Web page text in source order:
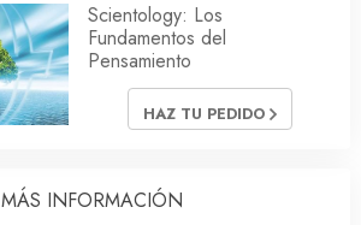
Scientology: Los
Fundamentos del
Pensamiento
HAZ TU PEDIDO
MÁS INFORMACIÓN